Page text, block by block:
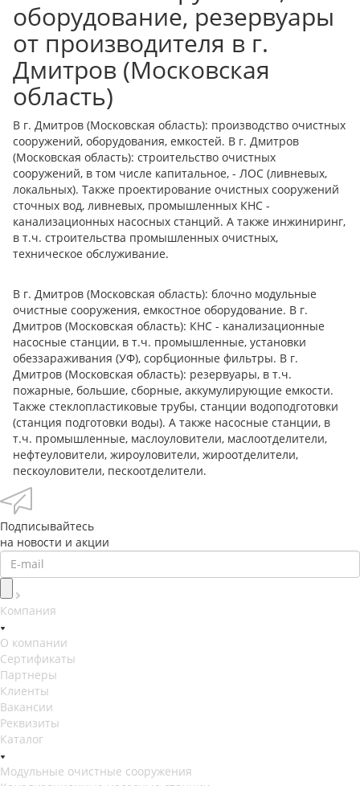
оборудование, резервуары
от производителя в г.
Дмитров (Московская
область)
В г. Дмитров (Московская область): производство очистных
сооружений, оборудования, емкостей. В г. Дмитров
(Московская область): строительство очистных
сооружений, в том числе капитальное, - ЛОС (ливневых,
локальных). Также проектирование очистных сооружений
сточных вод, ливневых, промышленных КНС -
канализационных насосных станций. А также инжиниринг,
в т.ч. строительства промышленных очистных,
техническое обслуживание.
В г. Дмитров (Московская область): блочно модульные
очистные сооружения, емкостное оборудование. В г.
Дмитров (Московская область): КНС - канализационные
насосные станции, в т.ч. промышленные, установки
обеззараживания (УФ), сорбционные фильтры. В г.
Дмитров (Московская область): резервуары, в т.ч.
пожарные, большие, сборные, аккумулирующие емкости.
Также стеклопластиковые трубы, станции водоподготовки
(станция подготовки воды). А также насосные станции, в
т.ч. промышленные, маслоуловители, маслоотделители,
нефтеуловители, жироуловители, жироотделители,
пескоуловители, пескоотделители.
Подписывайтесь
на новости и акции
Компания
О компании
Сертификаты
Партнеры
Клиенты
Вакансии
Реквизиты
Каталог
Модульные очистные сооружения